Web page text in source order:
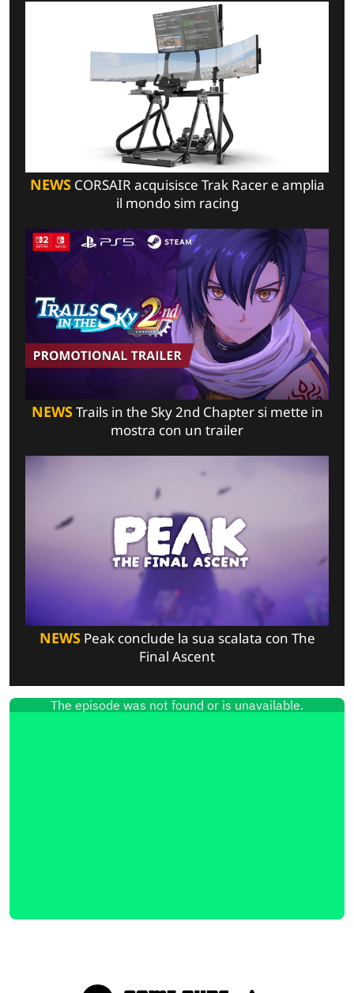
NEWSCORSAIR acquisisce Trak Racer e amplia
il mondo sim racing
NEWSTrails in the Sky 2nd Chapter si mette in
mostra con un trailer
NEWSPeak conclude la sua scalata con The
Final Ascent